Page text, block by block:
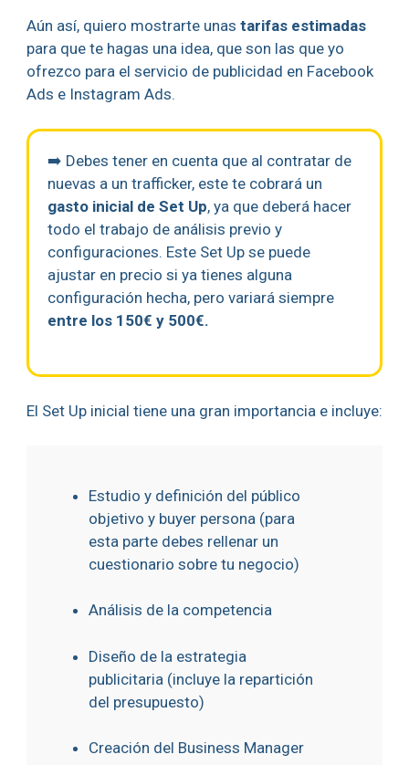
Aún así, quiero mostrarte unas tarifas estimadas
para que te hagas una idea, que son las que yo
ofrezco para el servicio de publicidad en Facebook
Ads e Instagram Ads.
➡️ Debes tener en cuenta que al contratar de
nuevas a un trafficker, este te cobrará un
gasto inicial de Set Up, ya que deberá hacer
todo el trabajo de análisis previo y
configuraciones. Este Set Up se puede
ajustar en precio si ya tienes alguna
configuración hecha, pero variará siempre
entre los 150€ y 500€.
El Set Up inicial tiene una gran importancia e incluye:
Estudio y definición del público
objetivo y buyer persona (para
esta parte debes rellenar un
cuestionario sobre tu negocio)
Análisis de la competencia
Diseño de la estrategia
publicitaria (incluye la repartición
del presupuesto)
Creación del Business Manager